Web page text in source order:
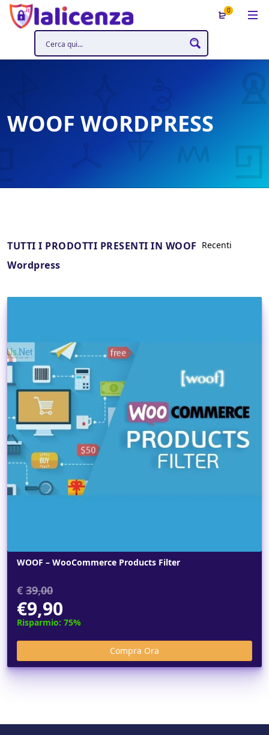
0
WOOF WORDPRESS
TUTTI I PRODOTTI PRESENTI IN WOOF
Wordpress
Dettagli
WOOF – WooCommerce Products Filter
€ 39,00
€9,90
Risparmio: 75%